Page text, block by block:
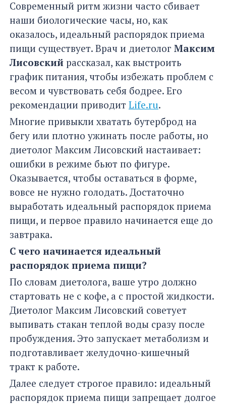
Современный ритм жизни часто сбивает
наши биологические часы, но, как
оказалось, идеальный распорядок приема
пищи существует. Врач и диетолог Максим
Лисовский рассказал, как выстроить
график питания, чтобы избежать проблем с
весом и чувствовать себя бодрее. Его
рекомендации приводит Life.ru.
Многие привыкли хватать бутерброд на
бегу или плотно ужинать после работы, но
диетолог Максим Лисовский настаивает:
ошибки в режиме бьют по фигуре.
Оказывается, чтобы оставаться в форме,
вовсе не нужно голодать. Достаточно
выработать идеальный распорядок приема
пищи, и первое правило начинается еще до
завтрака.
С чего начинается идеальный
распорядок приема пищи?
По словам диетолога, ваше утро должно
стартовать не с кофе, а с простой жидкости.
Диетолог Максим Лисовский советует
выпивать стакан теплой воды сразу после
пробуждения. Это запускает метаболизм и
подготавливает желудочно-кишечный
тракт к работе.
Далее следует строгое правило: идеальный
распорядок приема пищи запрещает долгое